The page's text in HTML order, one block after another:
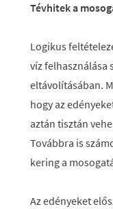
Tévhitek a
Logikus
víz felhasználása
eltávolításában.
hogy az
aztán tisztán
Továbbra is
kering a
Az edényeket